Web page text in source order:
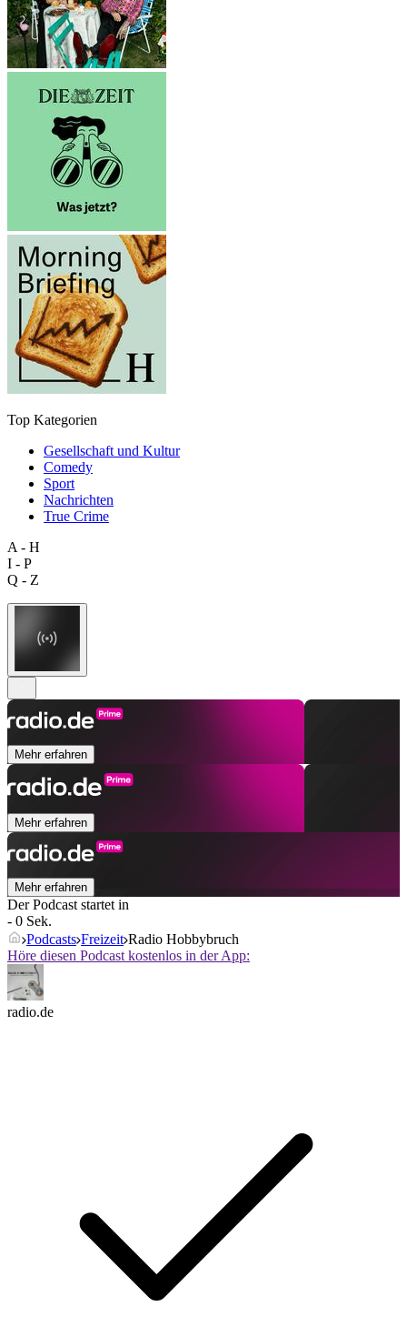
Top Kategorien
Gesellschaft und Kultur
Comedy
Sport
Nachrichten
True Crime
A - H
I - P
Q - Z
Mehr erfahren
Mehr erfahren
Mehr erfahren
Der Podcast startet in
- 0 Sek.
Podcasts Freizeit Radio Hobbybruch
Höre diesen Podcast kostenlos in der App:
radio.de